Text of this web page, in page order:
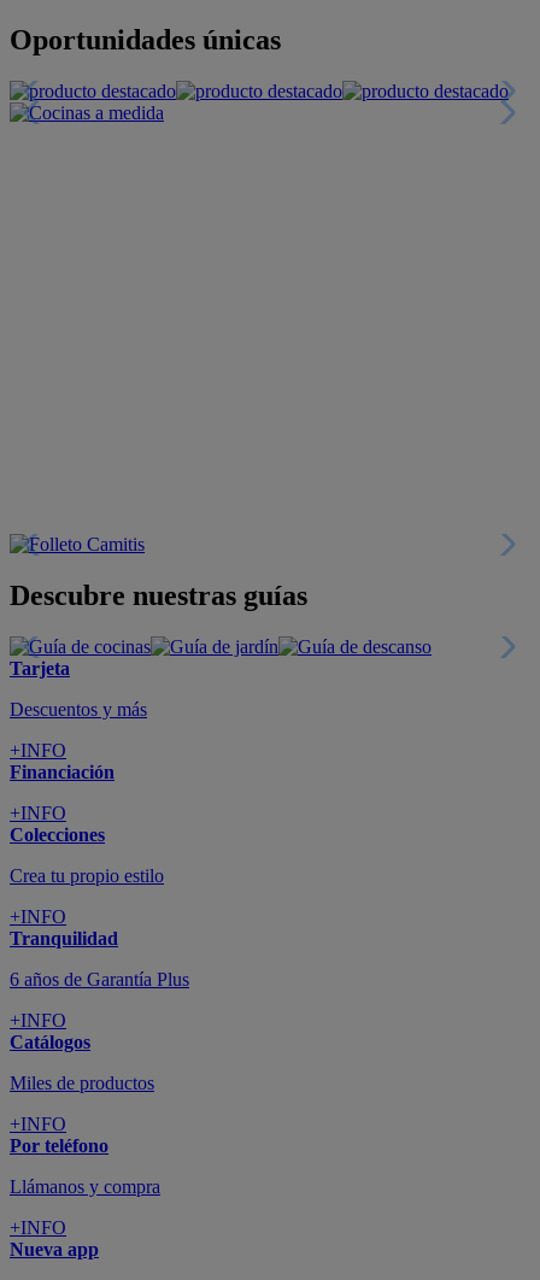
Oportunidades únicas
Descubre nuestras guías
Tarjeta
Descuentos y más
+INFO
Financiación
+INFO
Colecciones
Crea tu propio estilo
+INFO
Tranquilidad
6 años de Garantía Plus
+INFO
Catálogos
Miles de productos
+INFO
Por teléfono
Llámanos y compra
+INFO
Nueva app